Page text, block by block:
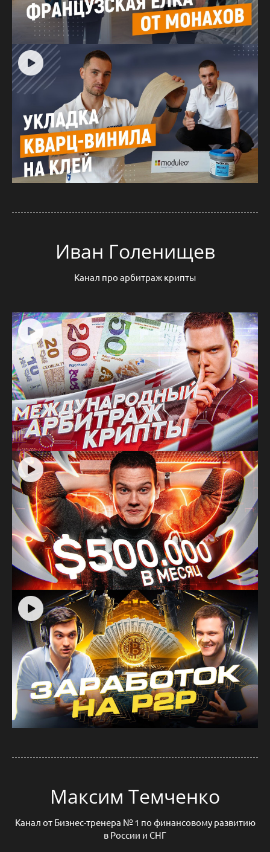
Иван Голенищев
Канал про арбитраж крипты
Максим Темченко
Канал от Бизнес-тренера № 1 по финансовому развитию
в России и СНГ